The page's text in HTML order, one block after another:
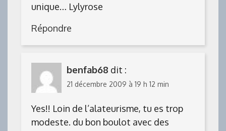
unique… Lylyrose
Répondre
benfab68 dit :
21 décembre 2009 à 19 h 12 min
Yes!! Loin de l’alateurisme, tu es trop
modeste. du bon boulot avec des